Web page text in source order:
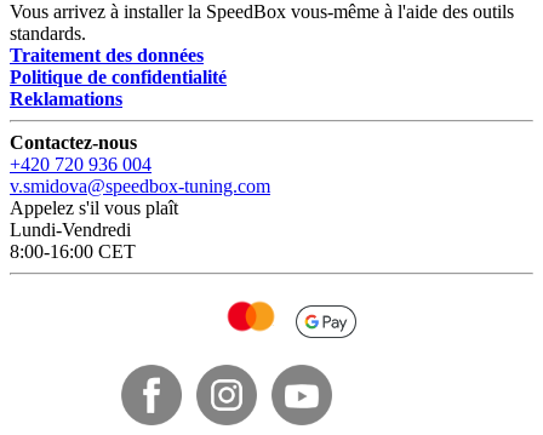
Vous arrivez à installer la SpeedBox vous-même à l'aide des outils
standards.
Traitement des données
Politique de confidentialité
Reklamations
Contactez-nous
+420 720 936 004
v.smidova@speedbox-tuning.com
Appelez s'il vous plaît
Lundi-Vendredi
8:00-16:00 CET